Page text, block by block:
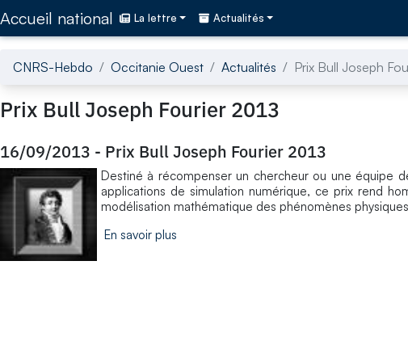
Accueil national La lettre Actualités
CNRS-Hebdo Occitanie Ouest Actualités Prix Bull Joseph
Prix Bull Joseph Fourier 2013
16/09/2013 - Prix Bull Joseph Fourier 2013
Destiné à récompenser un chercheur ou une équipe
applications de simulation numérique, ce prix rend
modélisation mathématique des phénomènes
En savoir plus